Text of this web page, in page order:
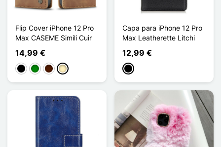
Flip Cover iPhone 12 Pro
Max CASEME Simili Cuir
14,99 €
PretoVerdeCastanho escuro
Castanho claro
Capa para iPhone 12 Pro
Max Leatherette Litchi
12,99 €
Preto